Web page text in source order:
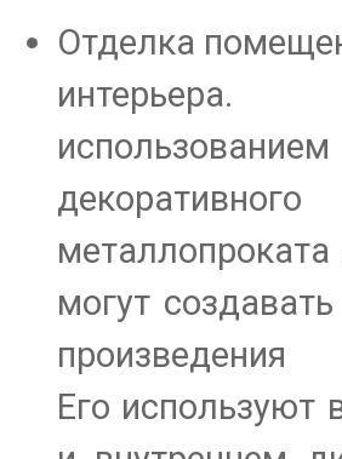
Отделка
использованием
декоративного
могут
произведения
Его используют